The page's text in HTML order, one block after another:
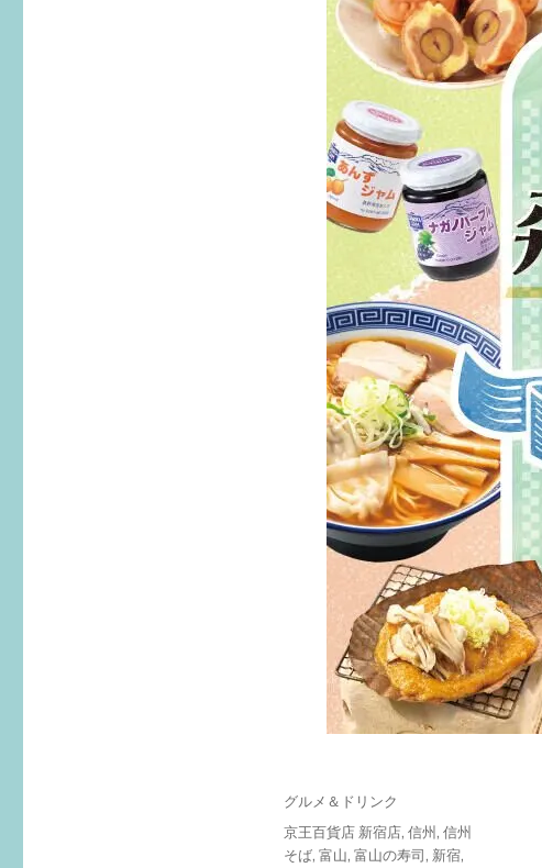
投
日:
カ
テ
グルメ＆ドリンク
タ
グ
京王百貨店 新宿店, 信州 , 信州
そば, 富山, 富山の寿司, 新宿,